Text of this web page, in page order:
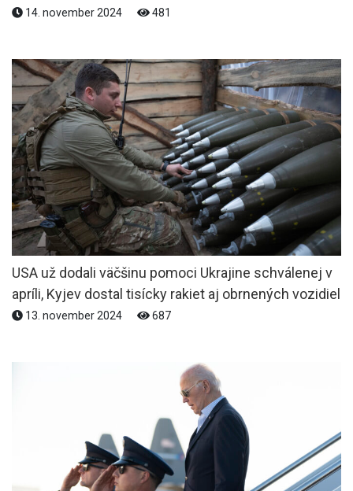
14. november 2024 481
USA už dodali väčšinu pomoci Ukrajine schválenej v
apríli, Kyjev dostal tisícky rakiet aj obrnených vozidiel
13. november 2024 687